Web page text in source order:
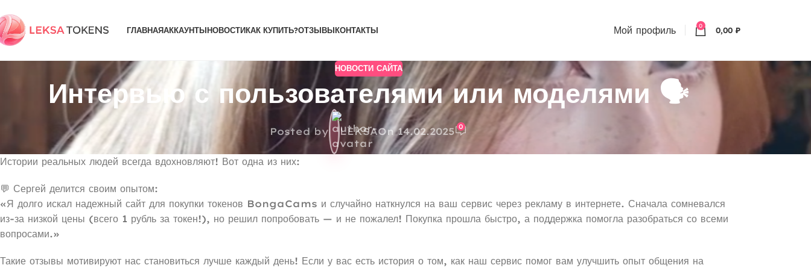
ГЛАВНАЯАККАУНТЫНОВОСТИКАК КУПИТЬ?ОТЗЫВЫКОНТАКТЫ Мой профиль 0 0,00 ₽
НОВОСТИ САЙТА
Интервью с пользователями или моделями 🗣️
Posted by LEKSAOn 14.02.2025 0
Истории реальных людей всегда вдохновляют! Вот одна из них:
💬 Сергей делится своим опытом:
«Я долго искал надежный сайт для покупки токенов BongaCams и случайно наткнулся на ваш сервис через рекламу в интернете. Сначала сомневался
из-за низкой цены (всего 1 рубль за токен!), но решил попробовать — и не пожалел! Покупка прошла быстро, а поддержка помогла разобраться со всеми
вопросами.»
Такие отзывы мотивируют нас становиться лучше каждый день! Если у вас есть история о том, как наш сервис помог вам улучшить опыт общения на